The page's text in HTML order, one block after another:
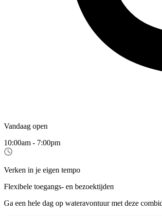
Vandaag open
10:00am - 7:00pm
Verken in je eigen tempo
Flexibele toegangs- en bezoektijden
Ga een hele dag op wateravontuur met deze